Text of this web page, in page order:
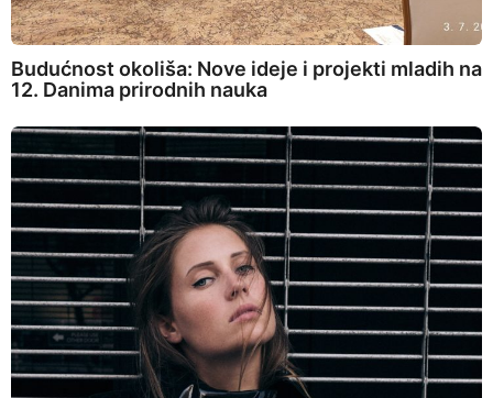
Budućnost okoliša: Nove ideje i projekti mladih na
12. Danima prirodnih nauka